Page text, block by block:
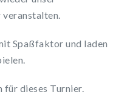
Spaßfaktor und laden
für dieses Turnier.